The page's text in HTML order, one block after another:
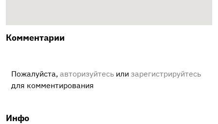
Комментарии
Пожалуйста, авторизуйтесь или зарегистрируйтесь
для комментирования
Инфо